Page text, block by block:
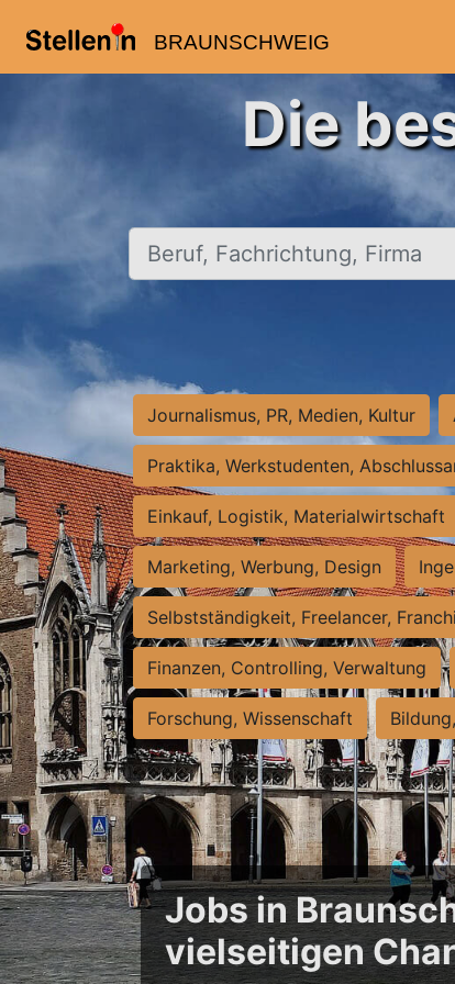
BRAUNSCHWEIG
Die
Beruf, Fachrichtung, Firma
Journalismus, PR, Medien, Kultur
Praktika, Werkstudenten,
Einkauf, Logistik, Materialwirtschaft
Marketing, Werbung, Design
Selbstständigkeit, Freelancer,
Finanzen, Controlling, Verwaltung
Forschung, Wissenschaft
Jobs in
vielseitigen